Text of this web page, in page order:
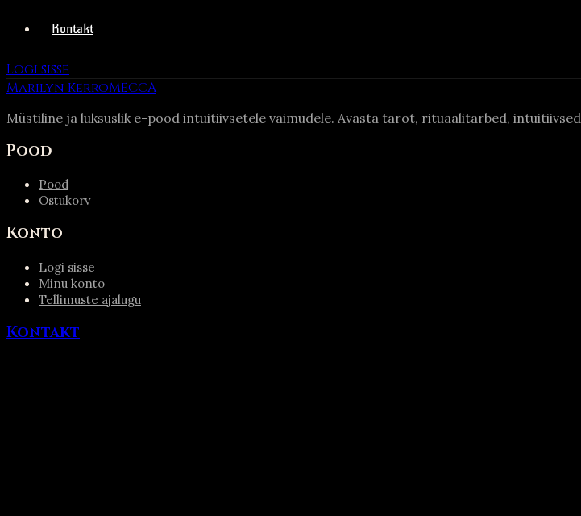
Kontakt
Logi sisse
Marilyn KerroMECCA
Müstiline ja luksuslik e-pood intuitiivsetele vaimudele. Avasta tarot, rituaalitarbed,
Pood
Pood
Ostukorv
Konto
Logi sisse
Minu konto
Tellimuste ajalugu
Kontakt